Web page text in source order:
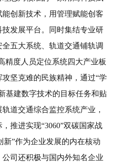
创新技术，用管理赋能创客
发展平台。同时集结专业研
五大系统、轨道交通铺轨调
精度人员定位系统四大产业板
坚克难的民族精神，通过“学
基建数字技术的目标任务和贴
道交通综合监控系统产业，
推进实现“3060”双碳国家战
新”作为企业发展的内在核动
司还积极与国内外知名企业